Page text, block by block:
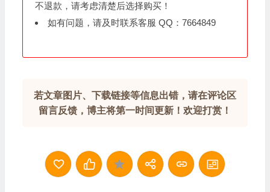
不退款，请考虑清楚后选择购买！
如有问题，请及时联系客服 QQ：7664849
若文章图片、下载链接等信息出错，请在评论区
留言反馈，博主将第一时间更新！欢迎打赏！